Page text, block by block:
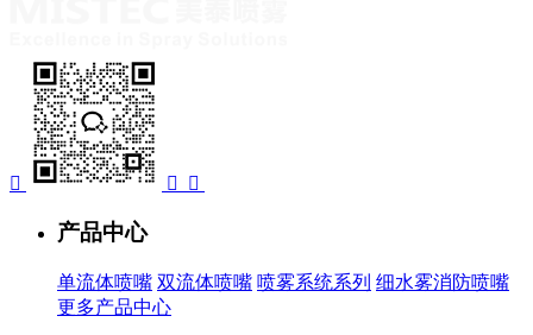
  
产品中心
单流体喷嘴 双流体喷嘴 喷雾系统系列 细水雾消防喷嘴
更多产品中心